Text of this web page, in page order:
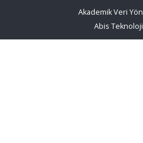
Akademik Veri
Abis Teknoloji